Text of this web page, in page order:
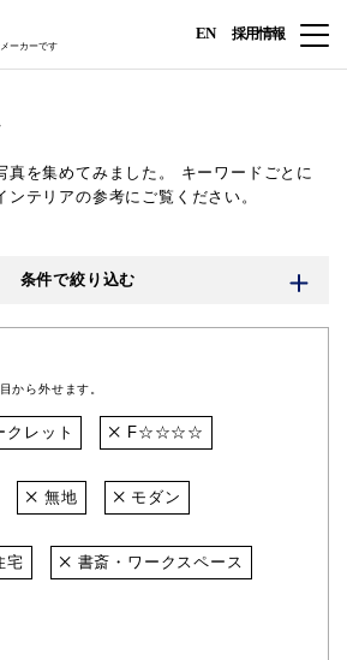
ーカーです
EN 採用情報
を集めてみました。
キーワードごとに
テリアの参考にご覧ください。
条件で絞り込む
から外せます。
クレット F☆☆☆☆
無地 モダン
宅 書斎・ワークスペース